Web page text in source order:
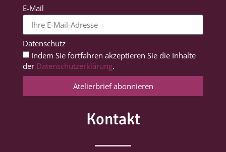
E-Mail
Datenschutz
Indem Sie fortfahren akzeptieren Sie die Inhalte
der Datenschutzerklärung.
Atelierbrief abonnieren
Kontakt